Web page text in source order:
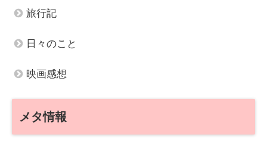
旅行記
日々のこと
映画感想
メタ情報